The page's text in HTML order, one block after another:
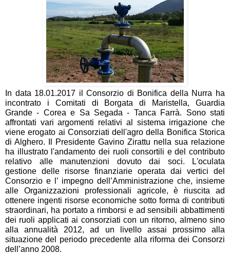
In data 18.01.2017 il Consorzio di Bonifica della Nurra ha
incontrato i Comitati di Borgata di Maristella, Guardia
Grande - Corea e Sa Segada - Tanca Farrà. Sono stati
affrontati vari argomenti relativi al sistema irrigazione che
viene erogato ai Consorziati dell'agro della Bonifica Storica
di Alghero.
Il Presidente Gavino Zirattu nella sua relazione
ha illustrato l'andamento dei ruoli consortili e del contributo
relativo alle manutenzioni dovuto dai soci.
L'oculata
gestione delle risorse finanziarie operata dai vertici del
Consorzio e l’ impegno dell’Amministrazione che, insieme
alle Organizzazioni professionali agricole, è riuscita ad
ottenere ingenti risorse economiche sotto forma di contributi
straordinari, ha portato a rimborsi e ad sensibili abbattimenti
dei ruoli applicati ai consorziati con un ritorno, almeno sino
alla annualità 2012, ad un livello assai prossimo alla
situazione del periodo precedente alla riforma dei Consorzi
dell’anno 2008.